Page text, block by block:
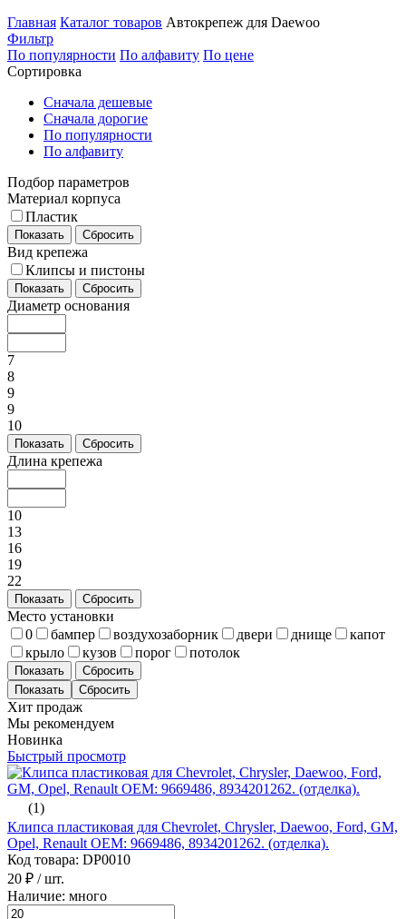
Главная Каталог товаров Автокрепеж для Daewoo
Фильтр
По популярности По алфавиту По цене
Сортировка
Сначала дешевые
Сначала дорогие
По популярности
По алфавиту
Подбор параметров
Материал корпуса
Пластик
Показать Сбросить
Вид крепежа
Клипсы и пистоны
Показать Сбросить
Диаметр основания
7
8
9
9
10
Показать Сбросить
Длина крепежа
10
13
16
19
22
Показать Сбросить
Место установки
0
бампер воздухозаборник двери днище
капот
крыло
кузов порог потолок
Показать Сбросить
Хит продаж
Мы рекомендуем
Новинка
Быстрый просмотр
(1)
Клипса пластиковая для Chevrolet, Chrysler, Daewoo, Ford, GM,
Opel, Renault ОЕМ: 9669486, 8934201262. (отделка).
Код товара: DP0010
20 ₽ / шт.
Наличие: много